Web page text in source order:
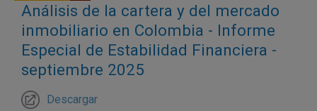
Análisis de la cartera y del mercado
inmobiliario en Colombia - Informe
Especial de Estabilidad Financiera -
septiembre 2025
Descargar